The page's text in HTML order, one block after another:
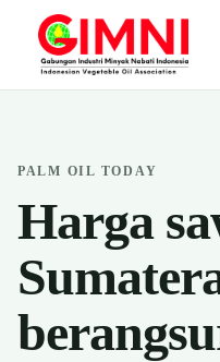
PALM OIL TODAY
Harga